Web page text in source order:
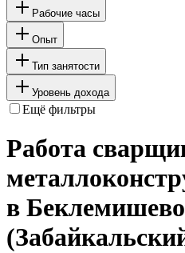
Рабочие часы
Опыт
Тип занятости
Уровень дохода
Ещё фильтры
Работа
в Беклемишево